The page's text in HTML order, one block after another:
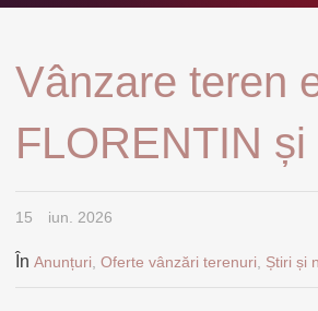
Vânzare teren
FLORENTIN
15 iun. 2026
În Anunțuri Oferte vânzări terenuri Știri și